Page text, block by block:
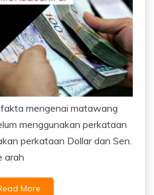
mengenai matawang
menggunakan perkataan
perkataan Dollar dan Sen.
arah
More